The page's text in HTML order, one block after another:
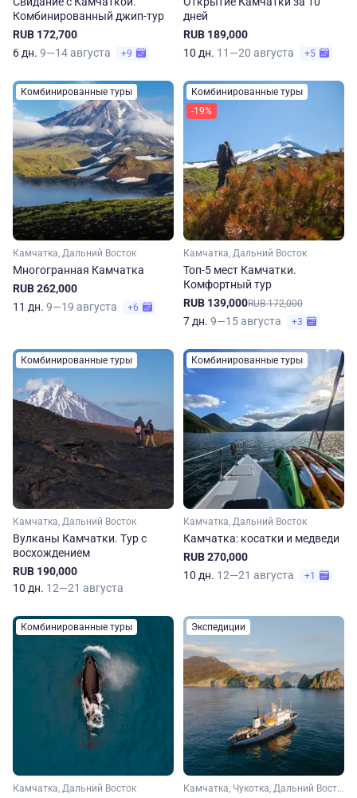
Комбинированный джип-тур
RUB 172,700
6 дн. 9—14 августа +9
дней
RUB 189,000
10 дн. 11—20 августа +5
Комбинированные туры
Камчатка, Дальний Восток
Многогранная Камчатка
RUB 262,000
11 дн. 9—19 августа +6
Комбинированные туры
-19%
Камчатка, Дальний Восток
Топ-5 мест Камчатки.
Комфортный тур
RUB 139,000RUB 172,000
7 дн. 9—15 августа +3
Комбинированные туры
Камчатка, Дальний Восток
Вулканы Камчатки. Тур с
восхождением
RUB 190,000
10 дн. 12—21 августа
Комбинированные туры
Камчатка, Дальний Восток
Камчатка: косатки и медведи
RUB 270,000
10 дн. 12—21 августа +1
Комбинированные туры
Камчатка, Дальний Восток
Экспедиции
Камчатка, Чукотка, Дальний Восток